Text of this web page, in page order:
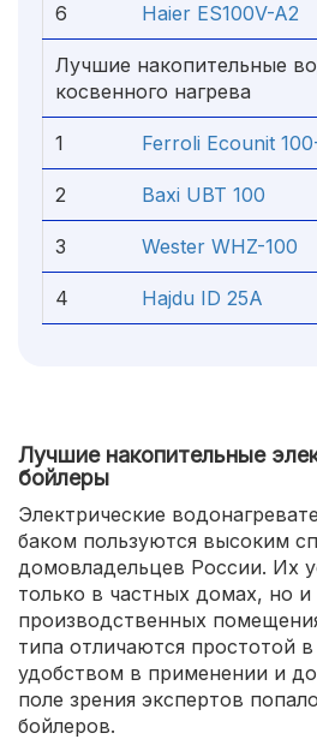
6 Haier ES100V-A2
Лучшие накопительные
косвенного нагрева
1 Ferroli Ecounit
2 Baxi UBT 100
3 Wester WHZ-100
4 Hajdu ID 25A
Лучшие накопительные
бойлеры
Электрические
баком пользуются высоким
домовладельцев России. Их
только в частных домах, но
производственных
типа отличаются простотой
удобством в применении и
поле зрения экспертов
бойлеров.